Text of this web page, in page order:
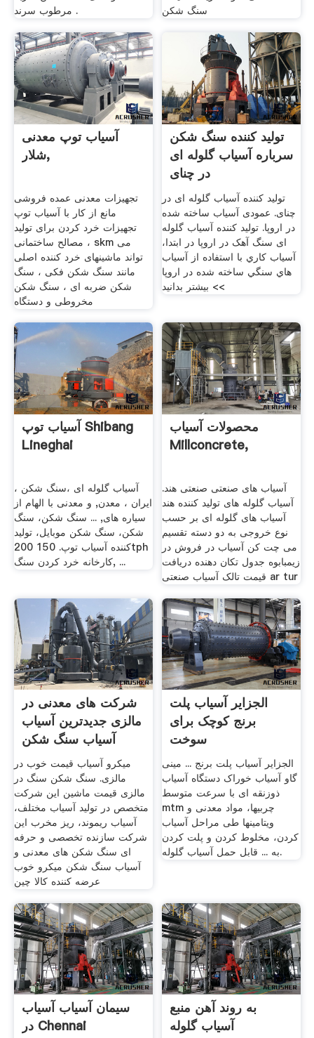
مرطوب سرند .
سنگ شکن
آسیاب توپ معدنی
شلار,
تجهیزات معدنی عمده فروشی
مانع از کار با آسیاب توپ
تجهیزات خرد کردن برای تولید
مصالح ساختمانی ، skm می
تواند ماشینهای خرد کننده اصلی
مانند سنگ شکن فکی ، سنگ
شکن ضربه ای ، سنگ شکن
مخروطی و دستگاه
تولید کننده سنگ شکن
سرباره آسیاب گلوله ای
در چنای
تولید کننده آسیاب گلوله ای در
چنای. عمودی آسیاب ساخته شده
در اروپا. تولید کننده آسیاب گلوله
ای سنگ آهک در اروپا در ابتدا،
آسياب كاري با استفاده از آسياب
هاي سنگي ساخته شده در اروپا
>> بیشتر بدانید
آسیاب توپ Shibang
Lineghai
آسیاب گلوله ای ،سنگ شکن ،
ایران ، معدن, و معدنی با الهام از
سیاره های, ... سنگ شکن، سنگ
شکن، سنگ شکن موبایل، تولید
کننده آسیاب توپ. 150 200tph
کارخانه خرد کردن سنگ, ...
محصولات آسیاب
Millconcrete,
آسیاب های صنعتی صنعتی هند.
آسیاب گلوله های تولید کننده هند
آسیاب های گلوله ای بر حسب
نوع خروجی به دو دسته تقسیم
می چت کن آسیاب در فروش در
زیمبابوه جدول تکان دهنده دریافت
قیمت تالک آسیاب صنعتی ar tur
شرکت های معدنی در
مالزی جدیدترین آسیاب
آسیاب سنگ شکن
میکرو آسیاب قیمت خوب در
مالزی. سنگ شکن سنگ در
مالزی قیمت ماشین این شرکت
متخصص در تولید آسیاب مختلف،
آسیاب ریموند، ریز مخرب این
شرکت سازنده تخصصی و حرفه
ای سنگ شکن های معدنی و
آسیاب سنگ شکن میکرو خوب
عرضه کننده کالا چین
الجزایر آسیاب پلت
برنج کوچک برای
سوخت
الجزایر آسیاب پلت برنج ... مینی
گاو آسیاب خوراک دستگاه آسیاب
ذوزنقه ای با سرعت متوسط
mtm چربیها، مواد معدنی و
ویتامینها طی مراحل آسیاب
کردن، مخلوط کردن و پلت کردن
به ... قابل حمل آسیاب گلوله.
سیمان آسیاب آسیاب
در Chennai
به روند آهن منبع
آسیاب گلوله